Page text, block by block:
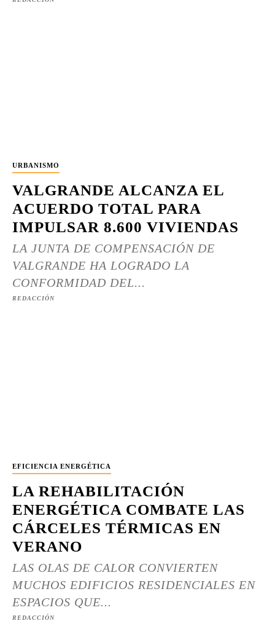
URBANISMO
VALGRANDE ALCANZA EL
ACUERDO TOTAL PARA
IMPULSAR 8.600 VIVIENDAS
LA JUNTA DE COMPENSACIÓN DE
VALGRANDE HA LOGRADO LA
CONFORMIDAD DEL...
REDACCIÓN
EFICIENCIA ENERGÉTICA
LA REHABILITACIÓN
ENERGÉTICA COMBATE LAS
CÁRCELES TÉRMICAS EN
VERANO
LAS OLAS DE CALOR CONVIERTEN
MUCHOS EDIFICIOS RESIDENCIALES EN
ESPACIOS QUE...
REDACCIÓN